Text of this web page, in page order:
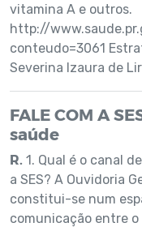
vitamina A e outros.
http://
conteudo=3061
Severina Izaura de
FALE COM A
saúde
R. 1. Qual é o canal
a SES? A Ouvidoria
constitui-se num
comunicação entre